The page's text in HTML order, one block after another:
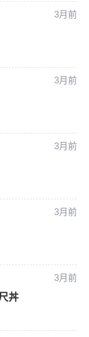
3月前
3月前
3月前
3月前
3月前
丼
者提升权
6位以上